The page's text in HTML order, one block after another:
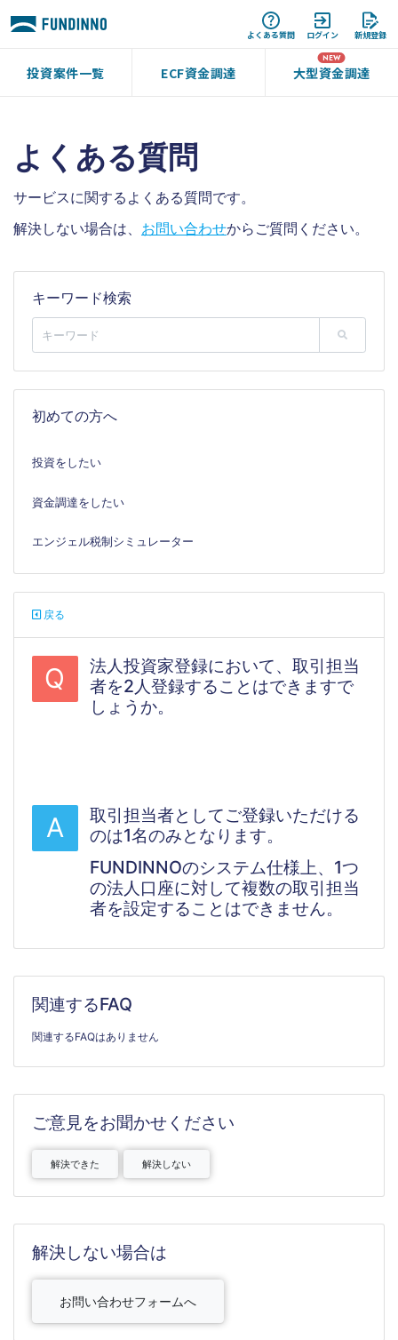
よくある質問 ログイン 新規登録
投資案件一覧 ECF資金調達 大型資金調達
よくある質問
サービスに関するよくある質問です。
解決しない場合は、 お問い合わせからご質問ください。
キーワード検索
初めての方へ
投資をしたい
資金調達をしたい
エンジェル税制シミュレーター
戻る
Q
法人投資家登録において、取引担当
者を2人登録することはできますで
しょうか。
A
取引担当者としてご登録いただける
のは1名のみとなります。
FUNDINNOのシステム仕様上、1つ
の法人口座に対して複数の取引担当
者を設定することはできません。
関連するFAQ
関連するFAQはありません
ご意見をお聞かせください
解決できた 解決しない
解決しない場合は
お問い合わせフォームへ